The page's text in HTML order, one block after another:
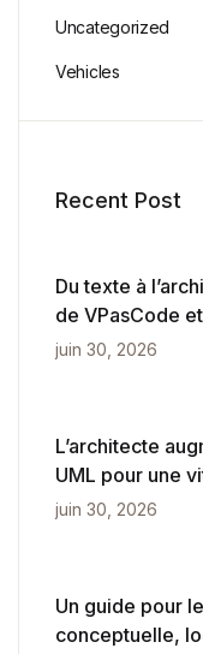
Uncategorized
Vehicles
Recent Post
Du texte à
de VPasCode
l’IA
juin 30, 2026
L’architecte
UML pour une
juin 30, 2026
Un guide pour
conceptuelle,